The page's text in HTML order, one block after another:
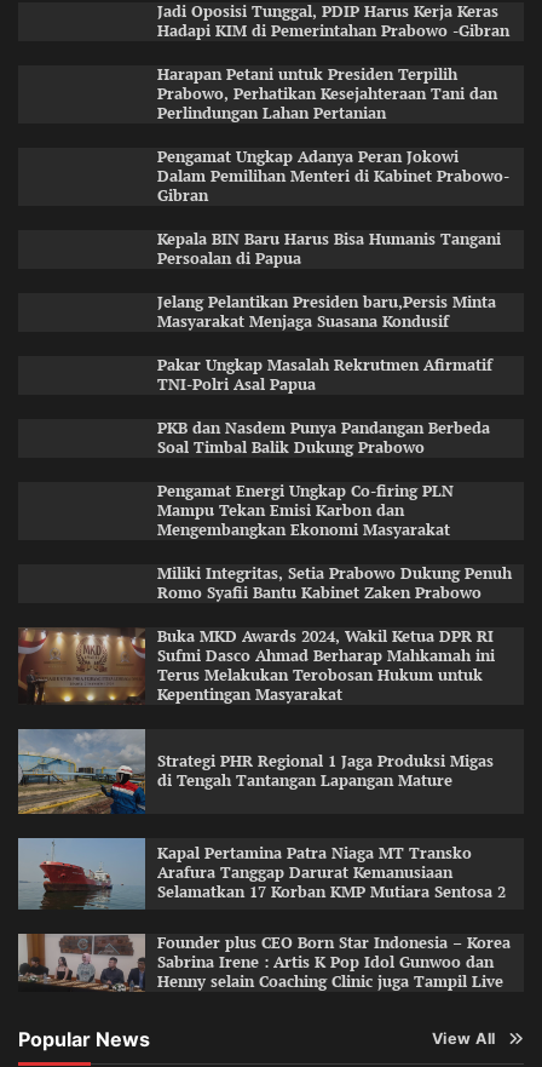
Jadi Oposisi Tunggal, PDIP Harus Kerja Keras
Hadapi KIM di Pemerintahan Prabowo -Gibran
Harapan Petani untuk Presiden Terpilih
Prabowo, Perhatikan Kesejahteraan Tani dan
Perlindungan Lahan Pertanian
Pengamat Ungkap Adanya Peran Jokowi
Dalam Pemilihan Menteri di Kabinet Prabowo-
Gibran
Kepala BIN Baru Harus Bisa Humanis Tangani
Persoalan di Papua
Jelang Pelantikan Presiden baru,Persis Minta
Masyarakat Menjaga Suasana Kondusif
Pakar Ungkap Masalah Rekrutmen Afirmatif
TNI-Polri Asal Papua
PKB dan Nasdem Punya Pandangan Berbeda
Soal Timbal Balik Dukung Prabowo
Pengamat Energi Ungkap Co-firing PLN
Mampu Tekan Emisi Karbon dan
Mengembangkan Ekonomi Masyarakat
Miliki Integritas, Setia Prabowo Dukung Penuh
Romo Syafii Bantu Kabinet Zaken Prabowo
Buka MKD Awards 2024, Wakil Ketua DPR RI
Sufmi Dasco Ahmad Berharap Mahkamah ini
Terus Melakukan Terobosan Hukum untuk
Kepentingan Masyarakat
Strategi PHR Regional 1 Jaga Produksi Migas
di Tengah Tantangan Lapangan Mature
Kapal Pertamina Patra Niaga MT Transko
Arafura Tanggap Darurat Kemanusiaan
Selamatkan 17 Korban KMP Mutiara Sentosa 2
Founder plus CEO Born Star Indonesia – Korea
Sabrina Irene : Artis K Pop Idol Gunwoo dan
Henny selain Coaching Clinic juga Tampil Live
Popular News View All